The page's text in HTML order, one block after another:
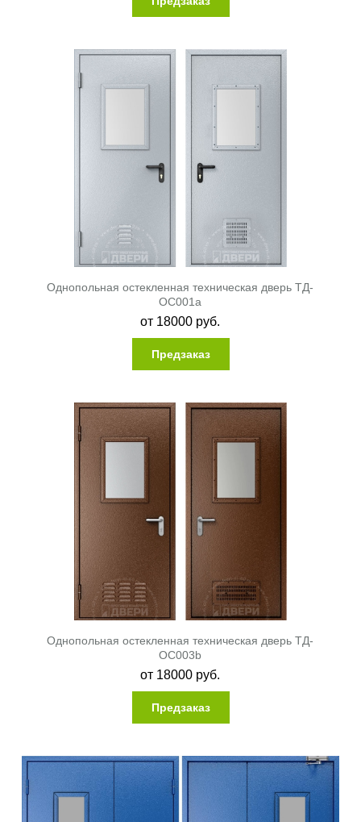
Однопольная остекленная техническая дверь ТД-
ОС001a
от 18000 руб.
Предзаказ
Однопольная остекленная техническая дверь ТД-
ОС003b
от 18000 руб.
Предзаказ